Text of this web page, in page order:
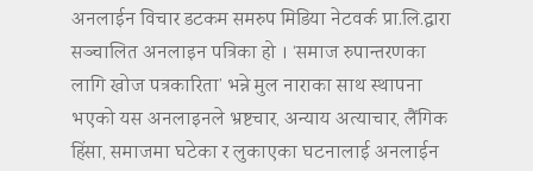
अनलाईन विचार डटकम समरुप मिडिया नेटवर्क प्रा.लि.द्वारा
सञ्चालित अनलाइन पत्रिका हो । ‘समाज रुपान्तरणका
लागि खोज पत्रकारिता’ भन्ने मुल नाराका साथ स्थापना
भएको यस अनलाइनले भ्रष्टचार, अन्याय अत्याचार, लैंगिक
हिंसा, समाजमा घटेका र लुकाएका घटनालाई अनलाईन